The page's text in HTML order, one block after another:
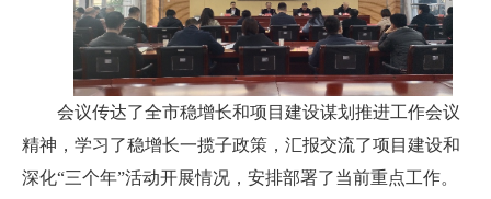
会议传达了全市稳增长和项目建设谋划推进工作会议
精神，学习了稳增长一揽子政策，汇报交流了项目建设和
深化“三个年”活动开展情况，安排部署了当前重点工作。